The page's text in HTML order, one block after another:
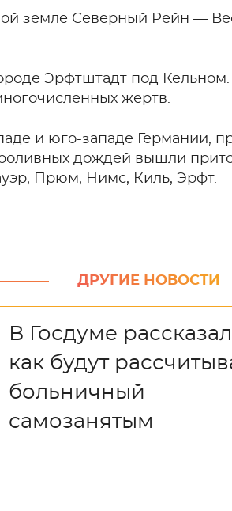
земле Северный Рейн —
Эрфтштадт под
жертв.
и юго-западе Германии,
дождей вышли
Прюм, Нимс, Киль, Эрфт.
ДРУГИЕ НОВОСТИ
В Госдуме
как будут
больничный
самозанятым